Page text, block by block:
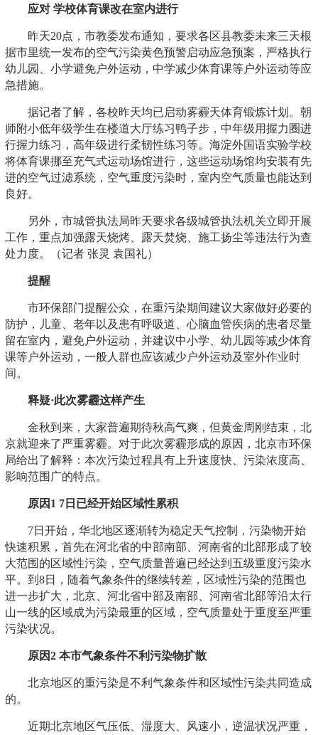
应对 学校体育课改在室内进行
昨天20点，市教委发布通知，要求各区县教委未来三天根
据市里统一发布的空气污染黄色预警启动应急预案，严格执行
幼儿园、小学避免户外运动，中学减少体育课等户外运动等应
急措施。
据记者了解，各校昨天均已启动雾霾天体育锻炼计划。朝
师附小低年级学生在楼道大厅练习鸭子步，中年级用握力圈进
行握力练习，高年级进行柔韧性练习等。海淀外国语实验学校
将体育课挪至充气式运动场馆进行，这些运动场馆均安装有先
进的空气过滤系统，空气重度污染时，室内空气质量也能达到
良好。
另外，市城管执法局昨天要求各级城管执法机关立即开展
工作，重点加强露天烧烤、露天焚烧、施工扬尘等违法行为查
处力度。（记者 张灵 袁国礼）
提醒
市环保部门提醒公众，在重污染期间建议大家做好必要的
防护，儿童、老年以及患有呼吸道、心脑血管疾病的患者尽量
留在室内，避免户外运动，并建议中小学、幼儿园等减少体育
课等户外运动，一般人群也应该减少户外运动及室外作业时
间。
释疑·此次雾霾这样产生
金秋到来，大家普遍期待秋高气爽，但黄金周刚结束，北
京就迎来了严重雾霾。对于此次雾霾形成的原因，北京市环保
局给出了解释：本次污染过程具有上升速度快、污染浓度高、
影响范围广的特点。
原因1 7日已经开始区域性累积
7日开始，华北地区逐渐转为稳定天气控制，污染物开始
快速积累，首先在河北省的中部南部、河南省的北部形成了较
大范围的区域性污染，空气质量普遍已经达到五级重度污染水
平。到8日，随着气象条件的继续转差，区域性污染的范围也
进一步扩大，北京、河北省中部及南部、河南省北部等沿太行
山一线的区域成为污染最重的区域，空气质量处于重度至严重
污染状况。
原因2 本市气象条件不利污染物扩散
北京地区的重污染是不利气象条件和区域性污染共同造成
的。
近期北京地区气压低、湿度大、风速小，逆温状况严重，